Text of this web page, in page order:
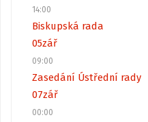
14:00
Biskupská rada
05zář
09:00
Zasedání Ústřední rady
07zář
00:00